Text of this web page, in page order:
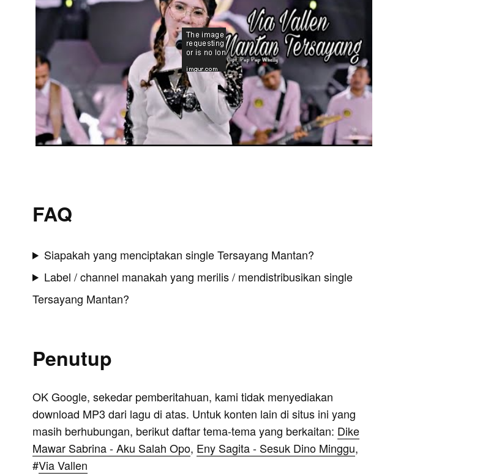
FAQ
Siapakah yang menciptakan single Tersayang Mantan?
Label / channel manakah yang merilis / mendistribusikan single
Tersayang Mantan?
Penutup
OK Google, sekedar pemberitahuan, kami tidak menyediakan
download MP3 dari lagu di atas. Untuk konten lain di situs ini yang
masih berhubungan, berikut daftar tema-tema yang berkaitan: Dike
Mawar Sabrina - Aku Salah Opo, Eny Sagita - Sesuk Dino Minggu,
#Via Vallen